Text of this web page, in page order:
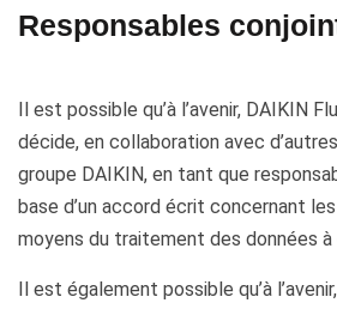
Responsables
Il est possible qu’à l’avenir, DAIKIN
décide, en collaboration avec
groupe DAIKIN, en tant que
base d’un accord écrit concernant
moyens du traitement des données
Il est également possible qu’à